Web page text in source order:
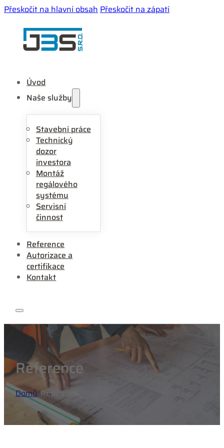
Přeskočit na hlavní obsahPřeskočit na zápatí
Úvod
Naše služby
Stavební práce
Technický
dozor
investora
Montáž
regálového
systému
Servisní
činnost
Reference
Autorizace a
certifikace
Kontakt
Reference
Domů/Reference